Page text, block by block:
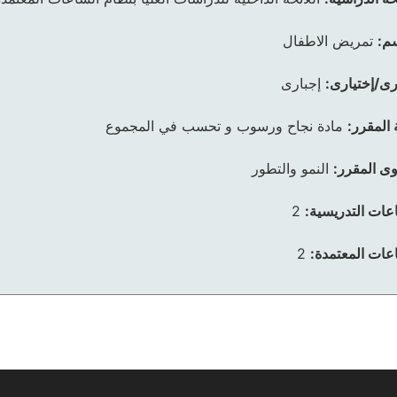
تمريض الاطفال
إختيارى: إجبارى
المقرر: مادة نجاح ورسوب و تحسب في المجموع
المقرر: النمو والتطور
التدريسية: 2
المعتمدة: 2